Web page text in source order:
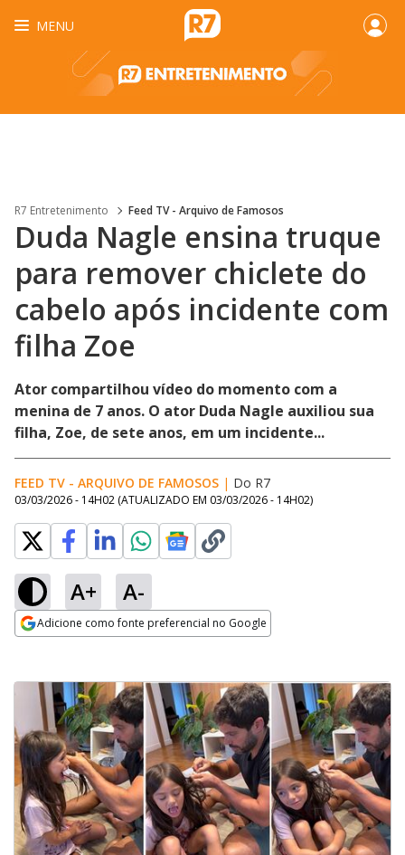
MENU
R7 Entretenimento Feed TV - Arquivo de Famosos
Duda Nagle ensina truque
para remover chiclete do
cabelo após incidente com
filha Zoe
Ator compartilhou vídeo do momento com a
menina de 7 anos. O ator Duda Nagle auxiliou sua
filha, Zoe, de sete anos, em um incidente...
FEED TV - ARQUIVO DE FAMOSOS | Do R7
03/03/2026 - 14H02 (ATUALIZADO EM 03/03/2026 - 14H02)
A+ A-
Adicione como fonte preferencial no Google